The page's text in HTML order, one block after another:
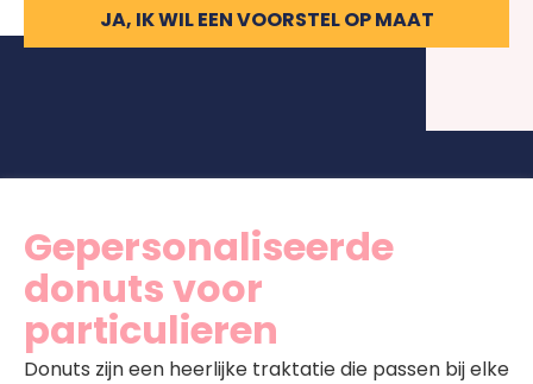
JA, IK WIL EEN VOORSTEL OP MAAT
Gepersonaliseerde
donuts voor
particulieren
Donuts zijn een heerlijke traktatie die passen bij elke